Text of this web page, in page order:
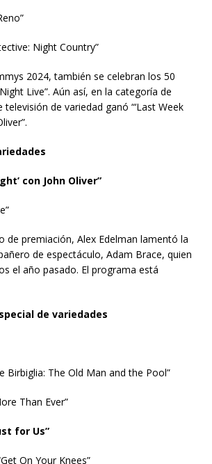
Night Country”
2024, también se celebran los 50
Live”. Aún así, en la categoría de
de variedad ganó “‘Last Week
con John Oliver”
de premiación, Alex Edelman lamentó la
de espectáculo, Adam Brace, quien
el año pasado. El programa está
de variedades
Birbiglia: The Old Man and the Pool”
Than Ever”
for Us”